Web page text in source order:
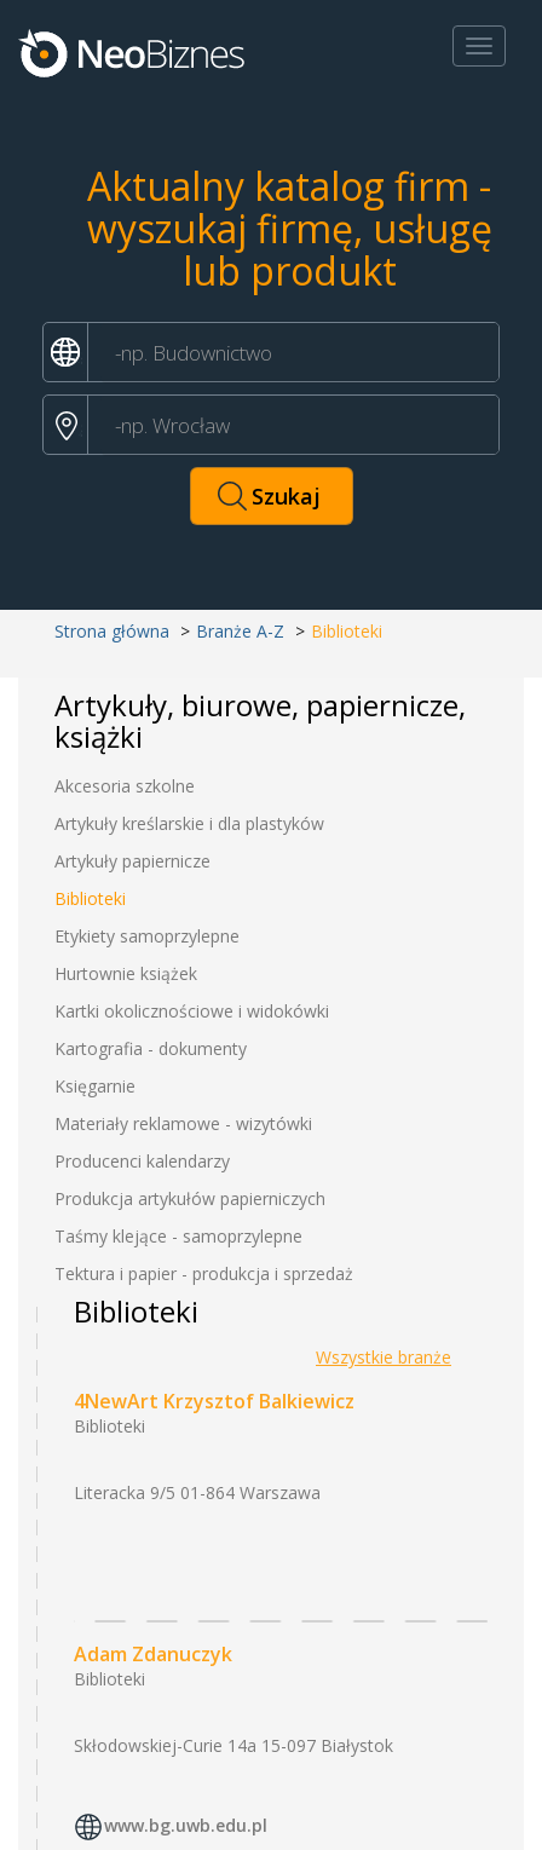
Toggle
Aktualny katalog firm -
wyszukaj firmę, usługę
lub produkt
Strona główna Branże A-Z Biblioteki
Artykuły, biurowe, papiernicze,
książki
Akcesoria szkolne
Artykuły kreślarskie i dla plastyków
Artykuły papiernicze
Biblioteki
Etykiety samoprzylepne
Hurtownie książek
Kartki okolicznościowe i widokówki
Kartografia - dokumenty
Księgarnie
Materiały reklamowe - wizytówki
Producenci kalendarzy
Produkcja artykułów papierniczych
Taśmy klejące - samoprzylepne
Tektura i papier - produkcja i sprzedaż
Biblioteki
Wszystkie branże
4NewArt Krzysztof Balkiewicz
Biblioteki
Literacka 9/5 01-864 Warszawa
Adam Zdanuczyk
Biblioteki
Skłodowskiej-Curie 14a 15-097 Białystok
www.bg.uwb.edu.pl